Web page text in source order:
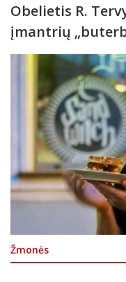
Obelietis R.
įmantrių
Žmonės